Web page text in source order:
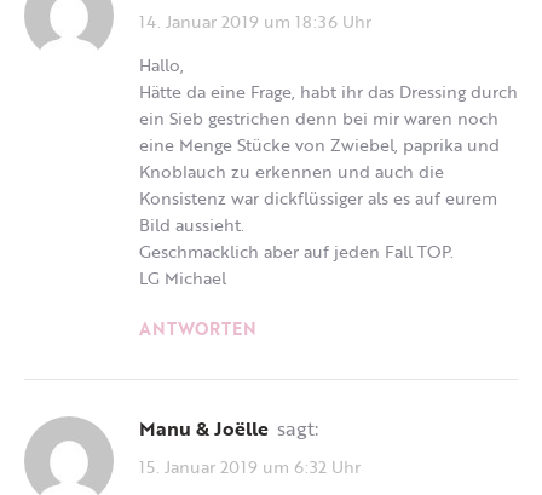
14. Januar 2019 um 18:36 Uhr
Hallo,
Hätte da eine Frage, habt ihr das Dressing durch
ein Sieb gestrichen denn bei mir waren noch
eine Menge Stücke von Zwiebel, paprika und
Knoblauch zu erkennen und auch die
Konsistenz war dickflüssiger als es auf eurem
Bild aussieht.
Geschmacklich aber auf jeden Fall TOP.
LG Michael
ANTWORTEN
Manu & Joëlle sagt:
15. Januar 2019 um 6:32 Uhr